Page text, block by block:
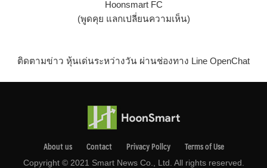
Hoonsmart FC
(พูดคุย แลกเปลี่ยนความเห็น)
ติดตามข่าว หุ้นเด่นระหว่างวัน ผ่านช่องทาง Line OpenChat
About us Contact Privacy Pollcy Terms of Use
Copyright © 2021 Smart News Co., Ltd. All rights reserved.